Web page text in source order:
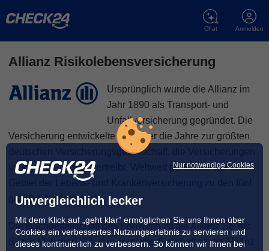
Nur notwendige Cookies
Unvergleichlich lecker
Mit dem Klick auf „geht klar” ermöglichen Sie uns Ihnen über
Cookies ein verbessertes Nutzungserlebnis zu servieren und
dieses kontinuierlich zu verbessern. So können wir Ihnen bei
Anmelden
Chat
Allianz Risikolebensversicherung
Ursprünglich wurde die Allianz im
Jahr 1890 als Transport- und
Unfallversicherung gegründet. Die
Versicherung entwickelte sich über die Jahre zur größten
deutschen Versicherungsgesellschaft, die Versicherungen
in über 70 Ländern vertreibt. Weltweit gehört sie auf dem
Gebiet der Lebens- und Krankenversicherung zu den fünf
größten Anbietern.
Die Dachgesellschaft des Konzerns ist die Allianz SE mit
Sitz in München. Für das deutsche Geschäft ist die Allianz